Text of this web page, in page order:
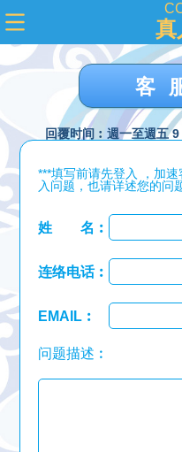
真
客
回覆时间︰週一至週五
***填写前请先登入 ，加
入问题，也请详述您的问
姓 名︰
连络电话︰
EMAIL︰
问题描述︰